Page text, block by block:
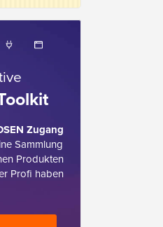
Zugang
Sammlung
Produkten
Profi haben